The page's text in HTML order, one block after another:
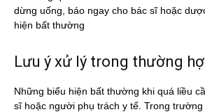
dừng uống, báo ngay cho bác sĩ hoặc
hiện bất thường
Lưu ý xử lý trong thường
Những biểu hiện bất thường khi quá liều
sĩ hoặc người phụ trách y tế. Trong